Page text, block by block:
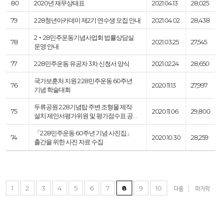
80 2020년 재무상태표 2021.04.13 28,025
79 2·28청년아카데미 제2기 연수생 모집 안내 2021.04.02 28,438
78
2‧28민주운동기념사업회 법률상담실
운영 안내
2021.03.25 27,545
77 2·28민주운동 유공자 3차 신청서 양식 2021.02.24 28,650
76
국가보훈처 지원 2·28민주운동 60주년
기념 학술대회
2020.11.13 27,997
75
두류공원 2·28기념탑 주변 조형물 제작·
설치 제안서평가위원 및 평가점수표 공…
2020.11.06 29,800
74
「2·28민주운동 60주년 기념 사진집」
출간을 위한 사진 자료 수집
2020.10.30 28,259
1 2 3 4 5 6 7 8 9 10 다음 마지막